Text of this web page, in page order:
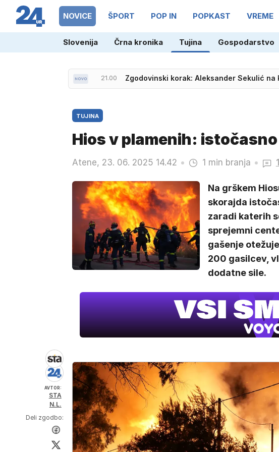
NOVICE ŠPORT POP IN POPKAST VREME
Slovenija Črna kronika Tujina Gospodarstvo
21.00 Zgodovinski korak: Aleksander Sekulić
20.04 Kdaj si znani obrazi ekipe Talentov
TUJINA
Hios v plamenih:
Atene, 23. 06. 2025 14.42 1 min branja
Na grškem
skorajda
zaradi katerih
sprejemni
gašenje
200 gasilcev,
dodatne sile.
AVTOR:
STA
N.L.
Deli zgodbo: